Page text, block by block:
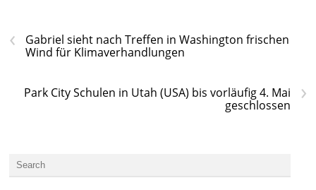
‹
Gabriel sieht nach Treffen in Washington frischen
Wind für Klimaverhandlungen
›
Park City Schulen in Utah (USA) bis vorläufig 4. Mai
geschlossen